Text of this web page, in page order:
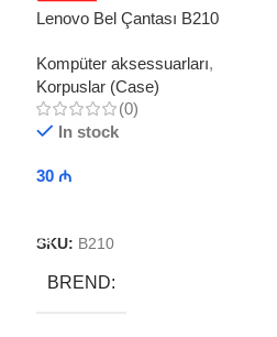
Lenovo Bel Çantası B210
Kompüter aksessuarları,
Korpuslar (Case)
(0)
In stock
30 ₼
SKU: B210
BREND